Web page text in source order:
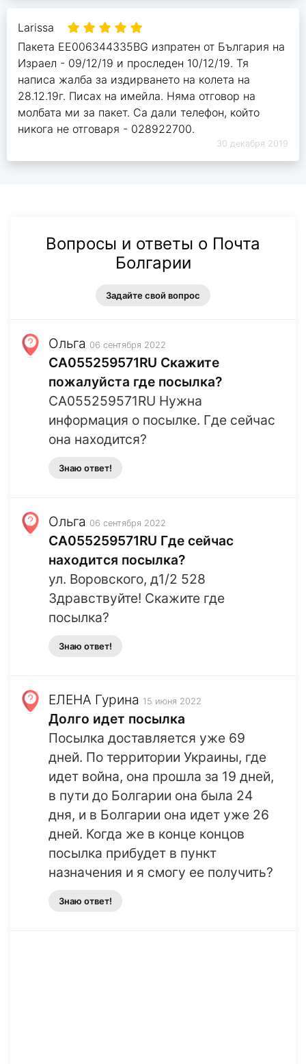
Larissa
Пакета EE006344335BG изпратен от България на
Израел - 09/12/19 и проследен 10/12/19. Тя
написа жалба за издирването на колета на
28.12.19г. Писах на имейла. Няма отговор на
молбата ми за пакет. Са дали телефон, който
никога не отговаря - 028922700.
30 декабря 2019
Вопросы и ответы о Почта
Болгарии
Задайте свой вопрос
Ольга 06 сентября 2022
CA055259571RU Скажите
пожалуйста где посылка?
CA055259571RU Нужна
информация о посылке. Где сейчас
она находится?
Знаю ответ!
Ольга 06 сентября 2022
CA055259571RU Где сейчас
находится посылка?
ул. Воровского, д1/2 528
Здравствуйте! Скажите где
посылка?
Знаю ответ!
ЕЛЕНА Гурина 15 июня 2022
Долго идет посылка
Посылка доставляется уже 69
дней. По территории Украины, где
идет война, она прошла за 19 дней,
в пути до Болгарии она была 24
дня, и в Болгарии она идет уже 26
дней. Когда же в конце концов
посылка прибудет в пункт
назначения и я смогу ее получить?
Знаю ответ!